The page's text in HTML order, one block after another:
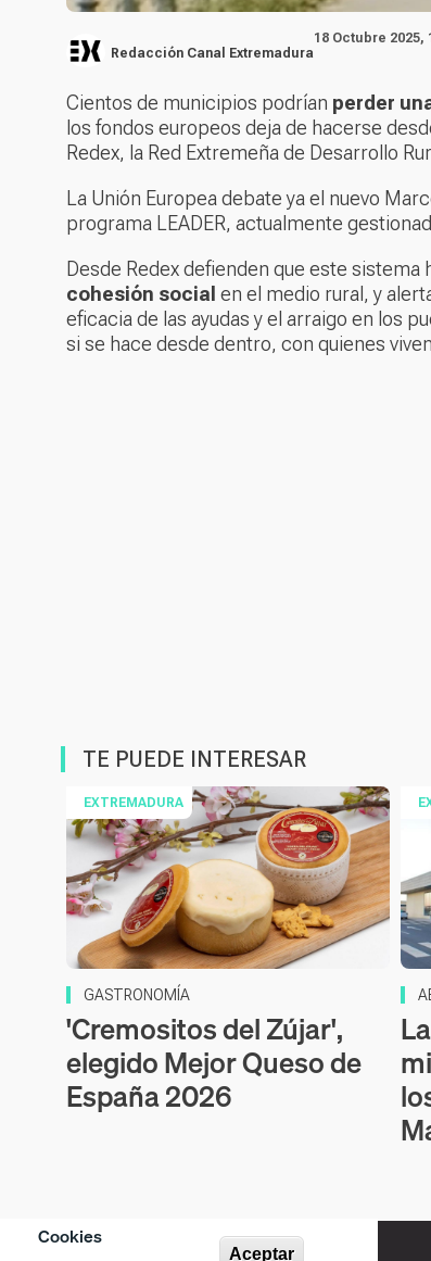
Cookies
Aceptar
Redacción Canal Extremadura
18 Octubre 2025,
Cientos de municipios podrían perder
los fondos europeos deja de hacerse
Redex, la Red Extremeña de Desarrollo
La Unión Europea debate ya el nuevo
programa LEADER, actualmente
Desde Redex defienden que este sistema
cohesión social en el medio rural, y
eficacia de las ayudas y el arraigo en los
si se hace desde dentro, con quienes
TE PUEDE INTERESAR
EXTREMADURA
GASTRONOMÍA
'Cremositos del Zújar',
elegido Mejor Queso de
España 2026